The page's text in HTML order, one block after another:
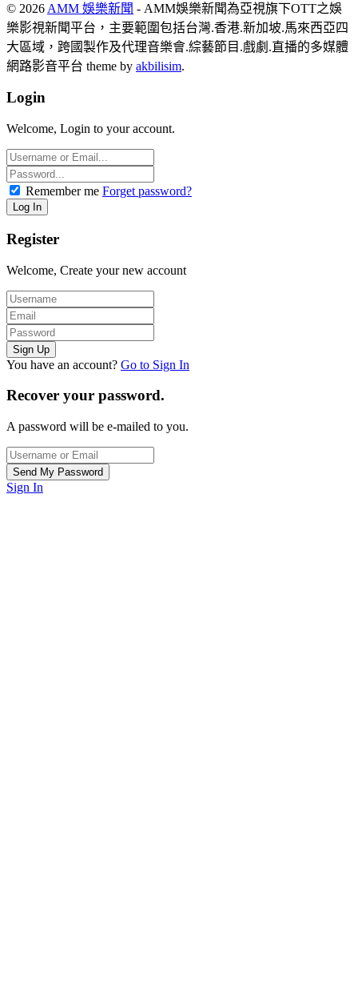
© 2026 AMM 娛樂新聞 - AMM娛樂新聞為亞視旗下OTT之娛
樂影視新聞平台，主要範圍包括台灣.香港.新加坡.馬來西亞四
大區域，跨國製作及代理音樂會.綜藝節目.戲劇.直播的多媒體
網路影音平台 theme by akbilisim.
Login
Welcome, Login to your account.
Remember me Forget password?
Register
Welcome, Create your new account
You have an account? Go to Sign In
Recover your password.
A password will be e-mailed to you.
Sign In